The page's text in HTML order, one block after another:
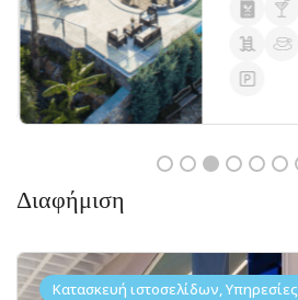
Διαφήμιση
Κατασκευή ιστοσελίδων, Υπηρεσίες